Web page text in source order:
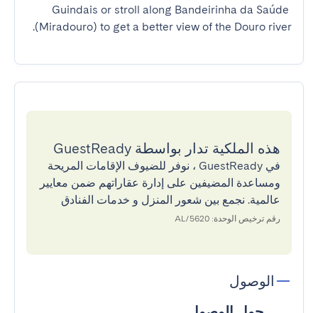
Guindais or stroll along Bandeirinha da Saúde
(Miradouro) to get a better view of the Douro river.
هذه الملكية تدار بواسطة GuestReady
في GuestReady ، نوفر للضيوف الإقامات المريحة
ومساعدة المضيفين على إدارة عقاراتهم ضمن معايير
عالمية. نجمع بين شعور المنزل و خدمات الفنادق
رقم ترخيص الوحدة: 5620/AL
الوصول